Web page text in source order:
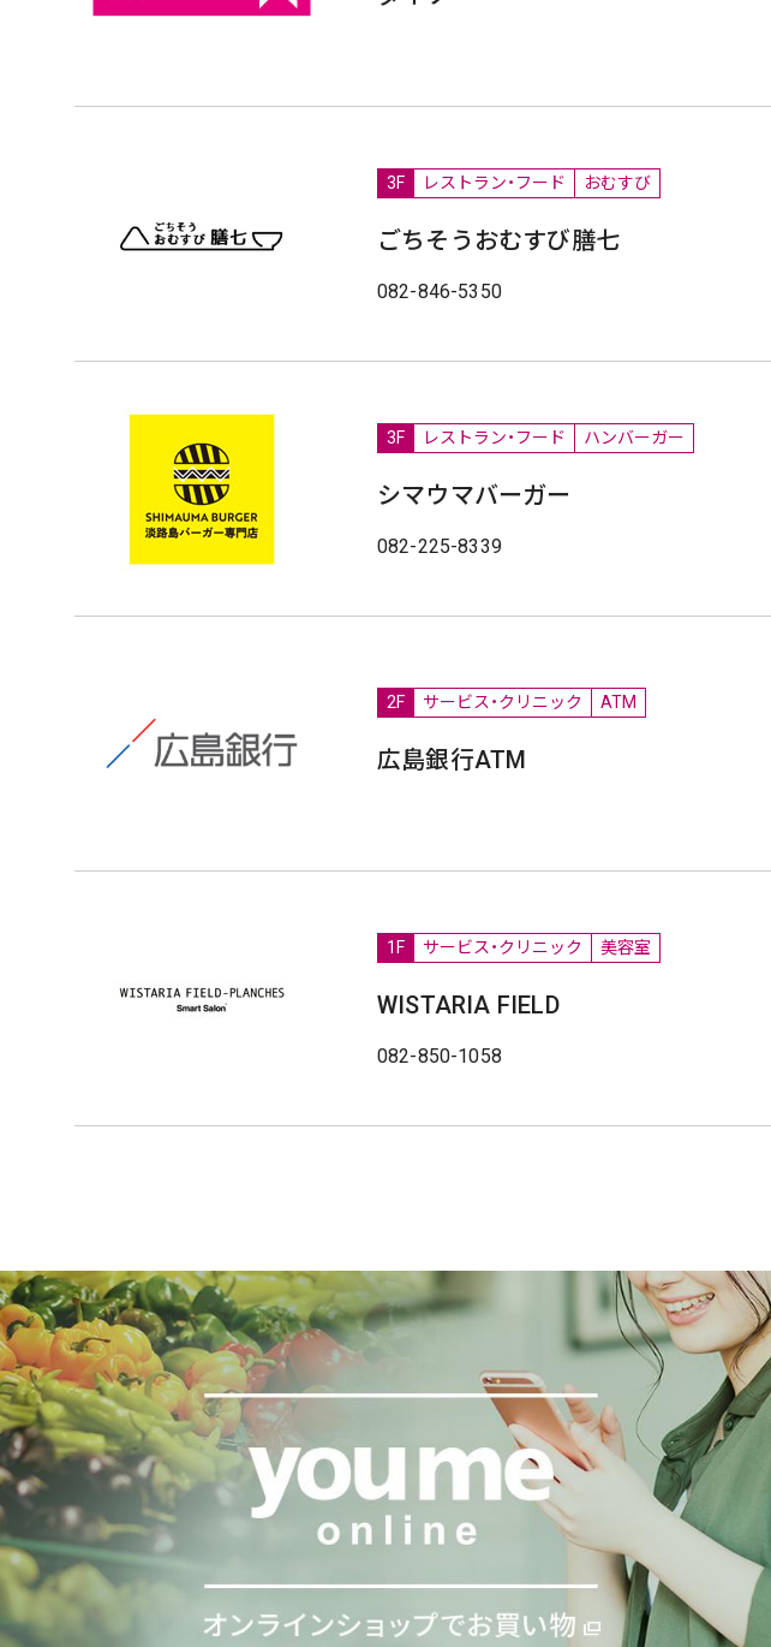
3F レストラン・フード おむすび
ごちそうおむすび膳七
082-846-5350
3F レストラン・フード ハンバーガー
シマウマバーガー
082-225-8339
2F サービス・クリニック ATM
広島銀行ATM
1F サービス・クリニック 美容室
WISTARIA FIELD
082-850-1058